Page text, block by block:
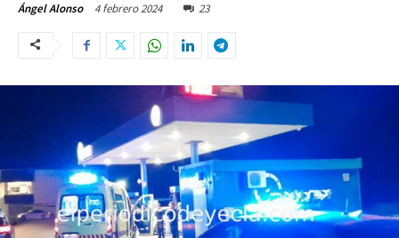
Ángel Alonso 4 febrero 2024 23